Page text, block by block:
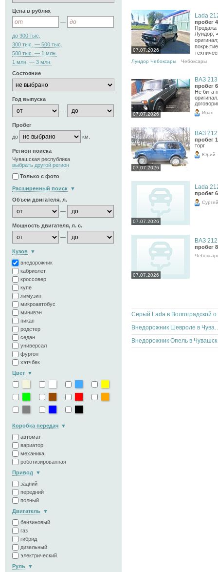
Цена в рублях
—
до 300 тыс.
300 тыс. — 500 тыс.
500 тыс. — 1 млн.
1 млн. — 3 млн.
Состояние
Год выпуска
—
Пробег
до
км.
Регион поиска
Чувашская республика
выбрать другой регион
Только с фото
Расширенный поиск
Объем двигателя, л.
—
Мощность двигателя, л. с.
—
Кузов
внедорожник
кабриолет
кроссовер
купе
лимузин
микроавтобус
минивэн
пикап
родстер
седан
универсал
фургон
хэтчбек
Цвет
Коробка передач
автомат
вариатор
механика
роботизированная
Привод
задний
передний
полный
Двигатель
бензиновый
газ
гибрид
дизельный
электрический
Руль
07.07.2026
Lada
пробег
Продажа
Луидор;
Луидор Чебоксары Чебоксары
07.07.2026
ВАЗ
пробег
Не бита
Иван
07.07.2026
ВАЗ
пробег
торг
Юрий
07.07.2026
Lada
пробег
Сургей
07.07.2026
ВАЗ
пробег
Внедорожник